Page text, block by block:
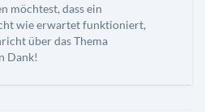
möchtest, dass ein
wie erwartet funktioniert,
über das Thema
Dank!